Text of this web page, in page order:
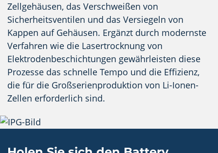
Zellgehäusen, das Verschweißen von
Sicherheitsventilen und das Versiegeln von
Kappen auf Gehäusen. Ergänzt durch modernste
Verfahren wie die Lasertrocknung von
Elektrodenbeschichtungen gewährleisten diese
Prozesse das schnelle Tempo und die Effizienz,
die für die Großserienproduktion von Li-Ionen-
Zellen erforderlich sind.